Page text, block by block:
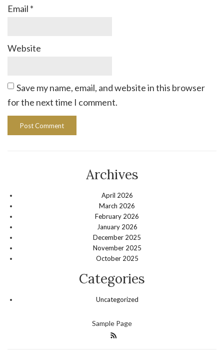
Email *
Website
Save my name, email, and website in this browser
for the next time I comment.
Archives
April 2026
March 2026
February 2026
January 2026
December 2025
November 2025
October 2025
Categories
Uncategorized
Sample Page